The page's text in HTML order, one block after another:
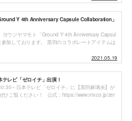
Y 4th Anniversary Capsule Collaboration」
ヨウジヤマモト「Ground Y 4th Anniversary Capsul
加しております。 黒羽のコラボレートアイテムは
2021.05.19
テレビ「ゼロイチ」出演！
～日本テレビ「ゼロイチ」に【黒羽麻璃央】が
ひご覧ください！ 公式：https://www.ntv.co.jp/zer